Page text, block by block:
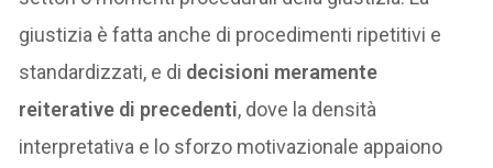
giustizia è fatta anche di procedimenti ripetitivi e
standardizzati, e di decisioni meramente
reiterative di precedenti, dove la densità
interpretativa e lo sforzo motivazionale appaiono